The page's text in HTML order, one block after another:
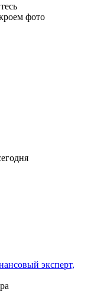
фото
эксперт,